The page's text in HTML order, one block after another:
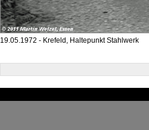
19.05.1972 - Krefeld, Haltepunkt Stahlwerk